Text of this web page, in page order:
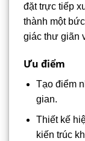
đặt trực tiếp
thành một
giác thư giãn
Ưu điểm
Tạo điểm
gian.
Thiết kế
kiến trúc